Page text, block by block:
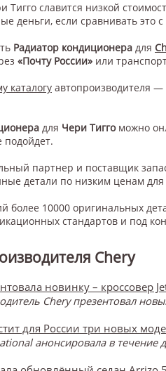
Тигго славится низкой
деньги, если сравнивать
Радиатор кондиционера для
«Почту России» или
каталогу автопроизводителя
для Чери Тигго можно
подойдет.
партнер и поставщик
детали по низким ценам
более 10000 оригинальных
стандартов и под
Chery
новинку – кроссовер
Chery презентовал
для России три новых
анонсировала в